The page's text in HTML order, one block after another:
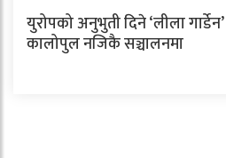
युरोपको अनुभुती दिने ‘लीला
कालोपुल नजिकै सञ्चालनमा